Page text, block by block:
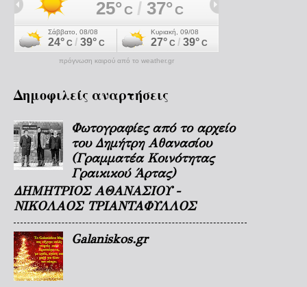
πρόγνωση καιρού από το weather.gr
Δημοφιλείς αναρτήσεις
Φωτογραφίες από το αρχείο
του Δημήτρη Αθανασίου
(Γραμματέα Κοινότητας
Γραικικού Άρτας)
ΔΗΜΗΤΡΙΟΣ ΑΘΑΝΑΣΙΟΥ -
ΝΙΚΟΛΑΟΣ ΤΡΙΑΝΤΑΦΥΛΛΟΣ
Galaniskos.gr